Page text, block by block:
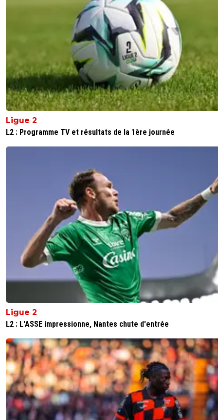
Répondre
Ligue 2
L2 : Programme TV et résultats de la 1ère journée
Ligue 2
L2 : L'ASSE impressionne, Nantes chute d'entrée